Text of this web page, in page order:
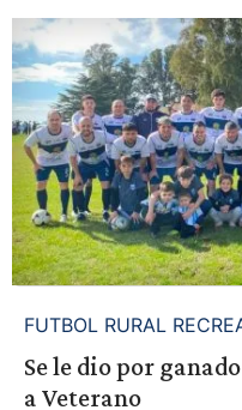
FUTBOL RURAL
Se le dio por
a Veterano